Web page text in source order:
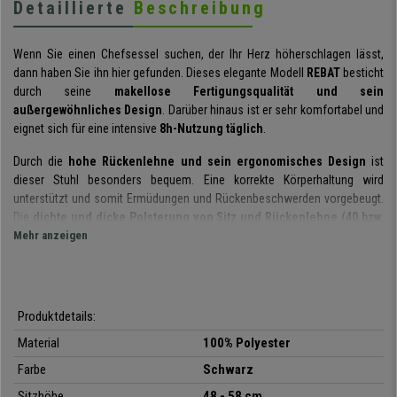
Detaillierte Beschreibung
Wenn Sie einen Chefsessel suchen, der Ihr Herz höherschlagen lässt,
dann haben Sie ihn hier gefunden. Dieses elegante Modell
REBATbesticht
durch seine makellose Fertigungsqualität und sein
außergewöhnliches Design. Darüber hinaus ist er sehr komfortabel und
eignet sich für eine intensive 8h-Nutzung täglich.
Durch die hohe Rückenlehne und sein ergonomisches Design ist
dieser Stuhl besonders bequem. Eine korrekte Körperhaltung wird
unterstützt und somit Ermüdungen und Rückenbeschwerden vorgebeugt.
Die
dichte und dicke Polsterung von Sitz und Rückenlehne (40 bzw.
30 kg/m3)garantieren anhaltenden Sitzkomfort und Formstabilität,
Wippfunktion durch Betätigung des linken Hebels unter dem Sitz aktiviert
oder in verschiedenen Positionen arretiert werden (mit dem rechten Hebel
wird die Sitzhöhe reguliert). Darüber hinaus kann mit dem Knauf unterhalb
Mehr anzeigen
Produktdetails:
Material
100% Polyester
Farbe
Schwarz